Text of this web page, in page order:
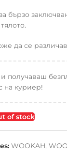
бързо
тялото.
да се
получаваш
на куриер!
of stock
WOOKAH,